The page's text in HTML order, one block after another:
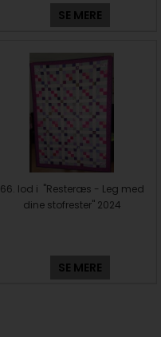
SE MERE
66. lod i "Resteræs - Leg med
dine stofrester" 2024
SE MERE